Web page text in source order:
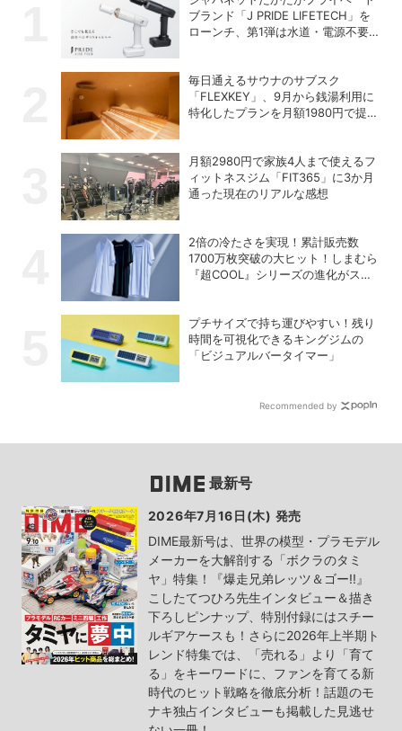
ブランド「J PRIDE LIFETECH」を
ローンチ、第1弾は水道・電源不要
毎日通えるサウナのサブスク
「FLEXKEY」、9月から銭湯利用に
特化したプランを月額1980円で提供
月額2980円で家族4人まで使えるフ
ィットネスジム「FIT365」に3か月
通った現在のリアルな感想
2倍の冷たさを実現！累計販売数
1700万枚突破の大ヒット！しまむら
『超COOL』シリーズの進化がスゴ
プチサイズで持ち運びやすい！残り
時間を可視化できるキングジムの
「ビジュアルバータイマー」
Recommended by
最新号
2026年7月16日(木) 発売
DIME最新号は、世界の模型・プラモデル
メーカーを大解剖する「ボクラのタミ
ヤ」特集！『爆走兄弟レッツ＆ゴー!!』
こしたてつひろ先生インタビュー＆描き
下ろしピンナップ、特別付録にはスチー
ルギアケースも！さらに2026年上半期ト
レンド特集では、「売れる」より「育て
る」をキーワードに、ファンを育てる新
時代のヒット戦略を徹底分析！話題のモ
ナキ独占インタビューも掲載した見逃せ